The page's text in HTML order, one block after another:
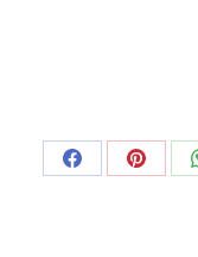
Share Share